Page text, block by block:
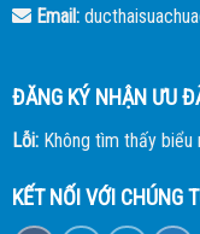
Email:
ĐĂNG KÝ NHẬN ƯU
Lỗi:Không tìm thấy biểu
KẾT NỐI VỚI CHÚNG